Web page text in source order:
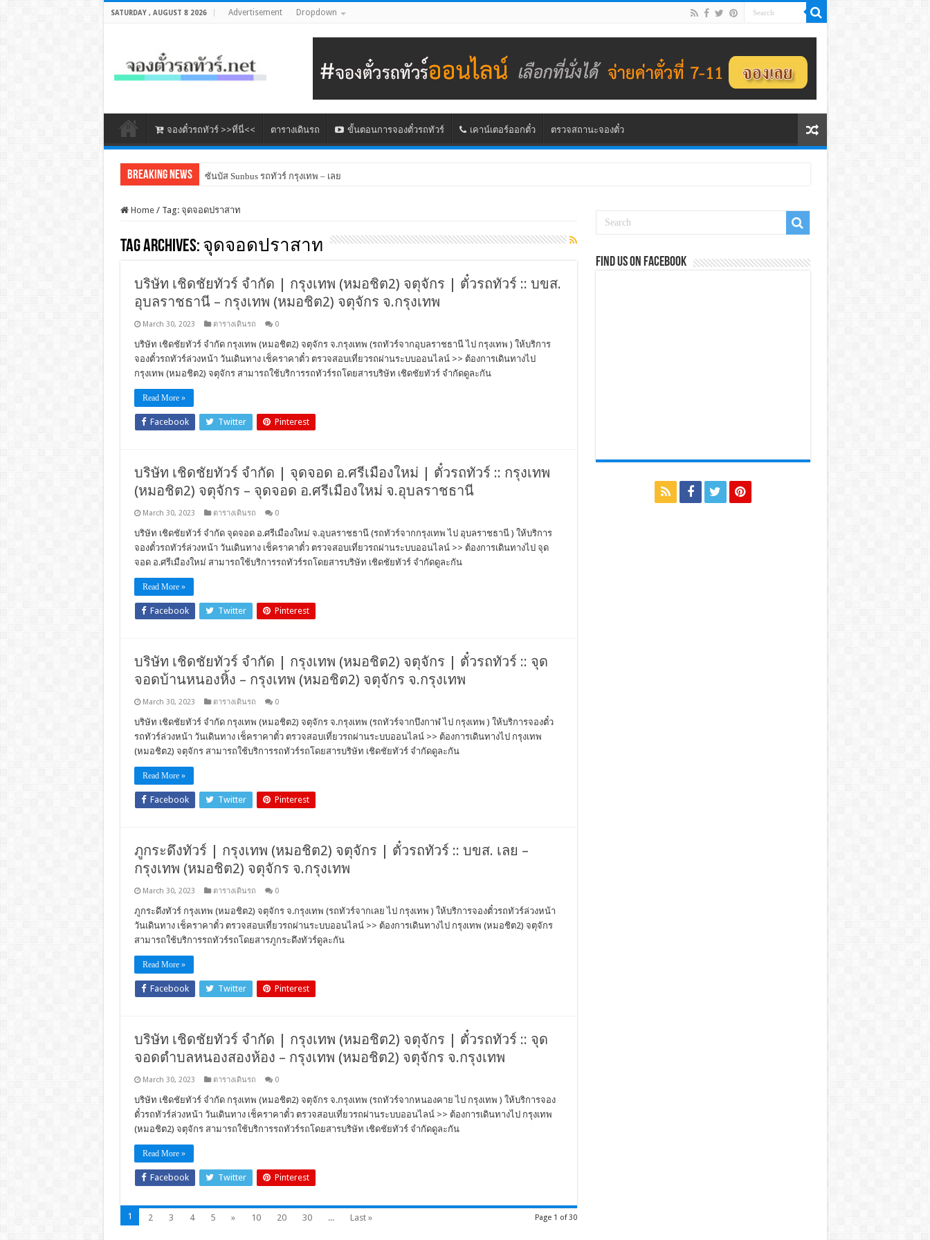
SATURDAY , AUGUST 8 2026 Advertisement Dropdown
จองตั๋วรถทัวร์ >>ที่นี่<< ตารางเดินรถ ขั้นตอนการจองตั๋วรถทัวร์ เคาน์เตอร์ออกตั๋ว ตรวจสถานะจองตั๋ว
Breaking News ซันบัส Sunbus รถทัวร์ กรุงเทพ – เลย
ภูกระดึงทัวร์ (กรุงเทพ – เลย) – จองตั๋วรถทัวร์ภูกระดึงทัวร์
Home / Tag: จุดจอดปราสาท
Tag Archives: จุดจอดปราสาท
บริษัท เชิดชัยทัวร์ จำกัด | กรุงเทพ (หมอชิต2) จตุจักร | ตั๋วรถทัวร์ :: บขส.
อุบลราชธานี – กรุงเทพ (หมอชิต2) จตุจักร จ.กรุงเทพ
March 30, 2023 ตารางเดินรถ 0
บริษัท เชิดชัยทัวร์ จำกัด กรุงเทพ (หมอชิต2) จตุจักร จ.กรุงเทพ (รถทัวร์จากอุบลราชธานี ไป กรุงเทพ ) ให้บริการ
จองตั๋วรถทัวร์ล่วงหน้า วันเดินทาง เช็คราคาตั๋ว ตรวจสอบเที่ยวรถผ่านระบบออนไลน์ >> ต้องการเดินทางไป
กรุงเทพ (หมอชิต2) จตุจักร สามารถใช้บริการรถทัวร์รถโดยสารบริษัท เชิดชัยทัวร์ จำกัดดูละกัน
Read More »
Facebook Twitter Pinterest
บริษัท เชิดชัยทัวร์ จำกัด | จุดจอด อ.ศรีเมืองใหม่ | ตั๋วรถทัวร์ :: กรุงเทพ
(หมอชิต2) จตุจักร – จุดจอด อ.ศรีเมืองใหม่ จ.อุบลราชธานี
March 30, 2023 ตารางเดินรถ 0
บริษัท เชิดชัยทัวร์ จำกัด จุดจอด อ.ศรีเมืองใหม่ จ.อุบลราชธานี (รถทัวร์จากกรุงเทพ ไป อุบลราชธานี ) ให้บริการ
จองตั๋วรถทัวร์ล่วงหน้า วันเดินทาง เช็คราคาตั๋ว ตรวจสอบเที่ยวรถผ่านระบบออนไลน์ >> ต้องการเดินทางไป จุด
จอด อ.ศรีเมืองใหม่ สามารถใช้บริการรถทัวร์รถโดยสารบริษัท เชิดชัยทัวร์ จำกัดดูละกัน
Read More »
Facebook Twitter Pinterest
บริษัท เชิดชัยทัวร์ จำกัด | กรุงเทพ (หมอชิต2) จตุจักร | ตั๋วรถทัวร์ :: จุด
จอดบ้านหนองหิ้ง – กรุงเทพ (หมอชิต2) จตุจักร จ.กรุงเทพ
March 30, 2023 ตารางเดินรถ 0
บริษัท เชิดชัยทัวร์ จำกัด กรุงเทพ (หมอชิต2) จตุจักร จ.กรุงเทพ (รถทัวร์จากบึงกาฬ ไป กรุงเทพ ) ให้บริการจองตั๋ว
รถทัวร์ล่วงหน้า วันเดินทาง เช็คราคาตั๋ว ตรวจสอบเที่ยวรถผ่านระบบออนไลน์ >> ต้องการเดินทางไป กรุงเทพ
(หมอชิต2) จตุจักร สามารถใช้บริการรถทัวร์รถโดยสารบริษัท เชิดชัยทัวร์ จำกัดดูละกัน
Read More »
Facebook Twitter Pinterest
ภูกระดึงทัวร์ | กรุงเทพ (หมอชิต2) จตุจักร | ตั๋วรถทัวร์ :: บขส. เลย –
กรุงเทพ (หมอชิต2) จตุจักร จ.กรุงเทพ
March 30, 2023 ตารางเดินรถ 0
ภูกระดึงทัวร์ กรุงเทพ (หมอชิต2) จตุจักร จ.กรุงเทพ (รถทัวร์จากเลย ไป กรุงเทพ ) ให้บริการจองตั๋วรถทัวร์ล่วงหน้า
วันเดินทาง เช็คราคาตั๋ว ตรวจสอบเที่ยวรถผ่านระบบออนไลน์ >> ต้องการเดินทางไป กรุงเทพ (หมอชิต2) จตุจักร
สามารถใช้บริการรถทัวร์รถโดยสารภูกระดึงทัวร์ดูละกัน
Read More »
Facebook Twitter Pinterest
บริษัท เชิดชัยทัวร์ จำกัด | กรุงเทพ (หมอชิต2) จตุจักร | ตั๋วรถทัวร์ :: จุด
จอดตำบลหนองสองห้อง – กรุงเทพ (หมอชิต2) จตุจักร จ.กรุงเทพ
March 30, 2023 ตารางเดินรถ 0
บริษัท เชิดชัยทัวร์ จำกัด กรุงเทพ (หมอชิต2) จตุจักร จ.กรุงเทพ (รถทัวร์จากหนองคาย ไป กรุงเทพ ) ให้บริการจอง
ตั๋วรถทัวร์ล่วงหน้า วันเดินทาง เช็คราคาตั๋ว ตรวจสอบเที่ยวรถผ่านระบบออนไลน์ >> ต้องการเดินทางไป กรุงเทพ
(หมอชิต2) จตุจักร สามารถใช้บริการรถทัวร์รถโดยสารบริษัท เชิดชัยทัวร์ จำกัดดูละกัน
Read More »
Facebook Twitter Pinterest
Page 1 of 30
1 2 3 4 5 » 10 20 30 ... Last »
Find us on Facebook